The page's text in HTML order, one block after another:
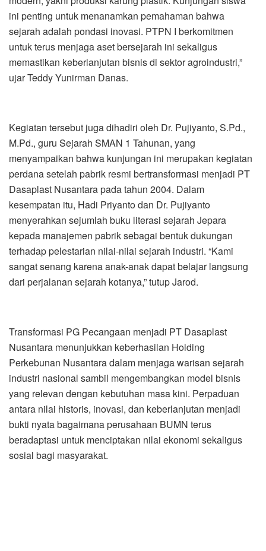
ini penting untuk menanamkan pemahaman bahwa
sejarah adalah pondasi inovasi. PTPN I berkomitmen
untuk terus menjaga aset bersejarah ini sekaligus
memastikan keberlanjutan bisnis di sektor agroindustri,”
ujar Teddy Yunirman Danas.
Kegiatan tersebut juga dihadiri oleh Dr. Pujiyanto, S.Pd.,
M.Pd., guru Sejarah SMAN 1 Tahunan, yang
menyampaikan bahwa kunjungan ini merupakan kegiatan
perdana setelah pabrik resmi bertransformasi menjadi PT
Dasaplast Nusantara pada tahun 2004. Dalam
kesempatan itu, Hadi Priyanto dan Dr. Pujiyanto
menyerahkan sejumlah buku literasi sejarah Jepara
kepada manajemen pabrik sebagai bentuk dukungan
terhadap pelestarian nilai-nilai sejarah industri. “Kami
sangat senang karena anak-anak dapat belajar langsung
dari perjalanan sejarah kotanya,” tutup Jarod.
Transformasi PG Pecangaan menjadi PT Dasaplast
Nusantara menunjukkan keberhasilan Holding
Perkebunan Nusantara dalam menjaga warisan sejarah
industri nasional sambil mengembangkan model bisnis
yang relevan dengan kebutuhan masa kini. Perpaduan
antara nilai historis, inovasi, dan keberlanjutan menjadi
bukti nyata bagaimana perusahaan BUMN terus
beradaptasi untuk menciptakan nilai ekonomi sekaligus
sosial bagi masyarakat.